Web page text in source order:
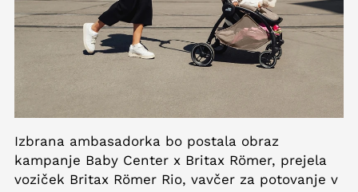
Izbrana ambasadorka bo postala obraz
kampanje Baby Center x Britax Römer, prejela
voziček Britax Römer Rio, vavčer za potovanje v